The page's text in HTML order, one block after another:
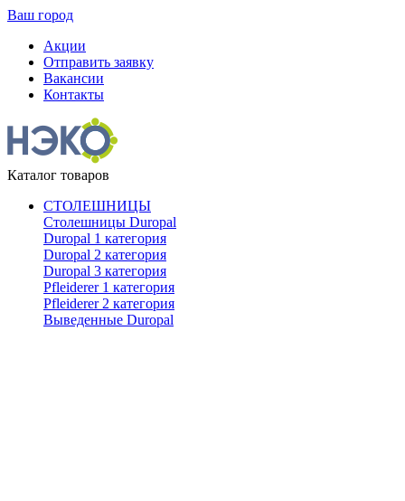
Ваш город
Акции
Отправить заявку
Вакансии
Контакты
Каталог товаров
СТОЛЕШНИЦЫ
Столешницы Duropal
Duropal 1 категория
Duropal 2 категория
Duropal 3 категория
Pfleiderer 1 категория
Pfleiderer 2 категория
Выведенные Duropal